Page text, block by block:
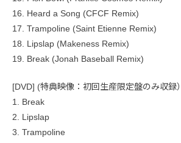
16. Heard a Song (CFCF Remix)
17. Trampoline (Saint Etienne Remix)
18. Lipslap (Makeness Remix)
19. Break (Jonah Baseball Remix)
[DVD] (特典映像：初回生産限定盤のみ収録）
1. Break
2. Lipslap
3. Trampoline